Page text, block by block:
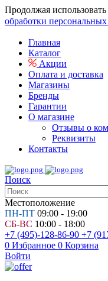
Продолжая
обработки
Главная
Каталог
Акции
Оплата и доставка
Магазины
Бренды
Гарантии
О магазине
Отзывы о
Реквизиты
Контакты
Поиск
Местоположение
ПН-ПТ 09:00 - 19:00
СБ-ВС 10:00 - 18:00
+7 (495)-128-86-90 +7
0 Избранное 0 Корзина
Войти